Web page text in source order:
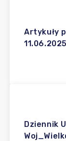
Artykuły
Dziennik